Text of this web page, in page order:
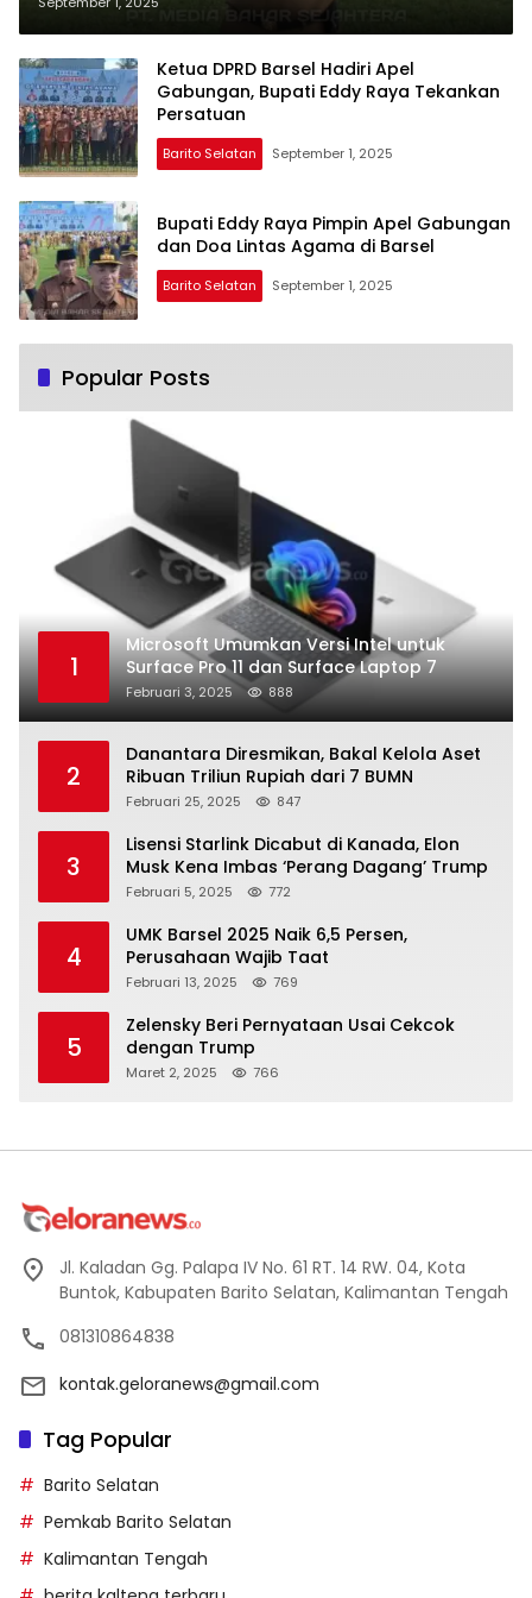
Ketua DPRD Barsel Hadiri Apel
Gabungan, Bupati Eddy Raya Tekankan
Persatuan
Barito Selatan September 1, 2025
Bupati Eddy Raya Pimpin Apel Gabungan
dan Doa Lintas Agama di Barsel
Barito Selatan September 1, 2025
Popular Posts
1
Microsoft Umumkan Versi Intel untuk
Surface Pro 11 dan Surface Laptop 7
Februari 3, 2025 888
2
Danantara Diresmikan, Bakal Kelola Aset
Ribuan Triliun Rupiah dari 7 BUMN
Februari 25, 2025 847
3
Lisensi Starlink Dicabut di Kanada, Elon
Musk Kena Imbas ‘Perang Dagang’ Trump
Februari 5, 2025 772
4
UMK Barsel 2025 Naik 6,5 Persen,
Perusahaan Wajib Taat
Februari 13, 2025 769
5
Zelensky Beri Pernyataan Usai Cekcok
dengan Trump
Maret 2, 2025 766
Jl. Kaladan Gg. Palapa IV No. 61 RT. 14 RW. 04, Kota
Buntok, Kabupaten Barito Selatan, Kalimantan Tengah
081310864838
kontak.geloranews@gmail.com
Tag Popular
Barito Selatan
Pemkab Barito Selatan
Kalimantan Tengah